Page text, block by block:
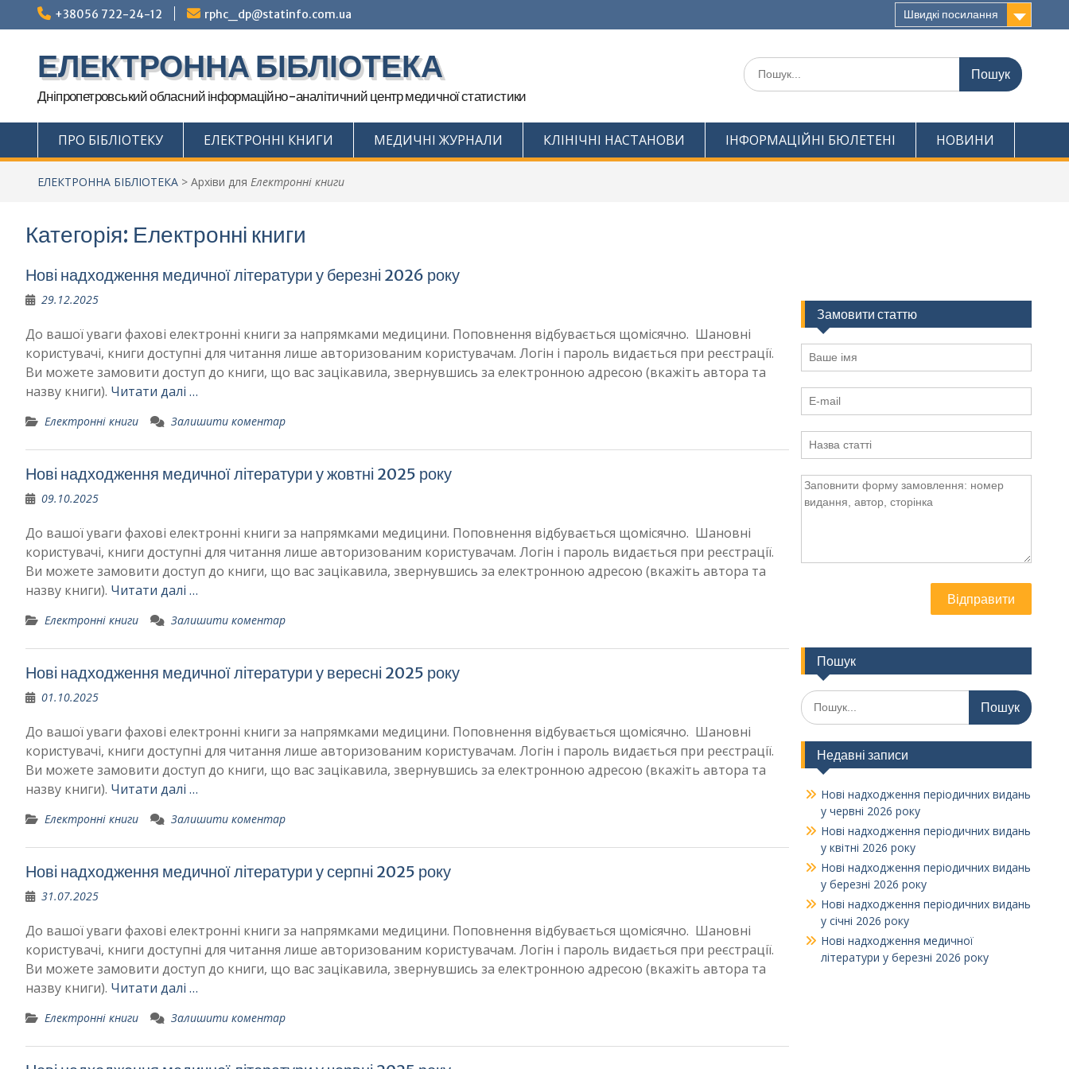
Перейти
+38056 722-24-12 rphc_dp@statinfo.com.ua Швидкі посилання
ЕЛЕКТРОННА БІБЛІОТЕКА
Дніпропетровський обласний інформаційно-аналітичний центр медичної статистики
Шукати:
ПРО БІБЛІОТЕКУ ЕЛЕКТРОННІ КНИГИ МЕДИЧНІ ЖУРНАЛИ КЛІНІЧНІ НАСТАНОВИ ІНФОРМАЦІЙНІ БЮЛЕТЕНІ НОВИНИ
ЕЛЕКТРОННА БІБЛІОТЕКА > Архіви для Електронні книги
Категорія: Електронні книги
Нові надходження медичної літератури у березні 2026 року
29.12.2025
До вашої уваги фахові електронні книги за напрямками медицини. Поповнення відбувається щомісячно. Шановні
користувачі, книги доступні для читання лише авторизованим користувачам. Логін і пароль видається при реєстрації.
Ви можете замовити доступ до книги, що вас зацікавила, звернувшись за електронною адресою (вкажіть автора та
назву книги). Читати далі …
Електронні книги Залишити коментар
Нові надходження медичної літератури у жовтні 2025 року
09.10.2025
До вашої уваги фахові електронні книги за напрямками медицини. Поповнення відбувається щомісячно. Шановні
користувачі, книги доступні для читання лише авторизованим користувачам. Логін і пароль видається при реєстрації.
Ви можете замовити доступ до книги, що вас зацікавила, звернувшись за електронною адресою (вкажіть автора та
назву книги). Читати далі …
Електронні книги Залишити коментар
Нові надходження медичної літератури у вересні 2025 року
01.10.2025
До вашої уваги фахові електронні книги за напрямками медицини. Поповнення відбувається щомісячно. Шановні
користувачі, книги доступні для читання лише авторизованим користувачам. Логін і пароль видається при реєстрації.
Ви можете замовити доступ до книги, що вас зацікавила, звернувшись за електронною адресою (вкажіть автора та
назву книги). Читати далі …
Електронні книги Залишити коментар
Нові надходження медичної літератури у серпні 2025 року
31.07.2025
До вашої уваги фахові електронні книги за напрямками медицини. Поповнення відбувається щомісячно. Шановні
користувачі, книги доступні для читання лише авторизованим користувачам. Логін і пароль видається при реєстрації.
Ви можете замовити доступ до книги, що вас зацікавила, звернувшись за електронною адресою (вкажіть автора та
назву книги). Читати далі …
Електронні книги Залишити коментар
Замовити статтю
Відправити
Пошук
Шукати:
Недавні записи
Нові надходження періодичних видань
у червні 2026 року
Нові надходження періодичних видань
у квітні 2026 року
Нові надходження періодичних видань
у березні 2026 року
Нові надходження періодичних видань
у січні 2026 року
Нові надходження медичної
літератури у березні 2026 року